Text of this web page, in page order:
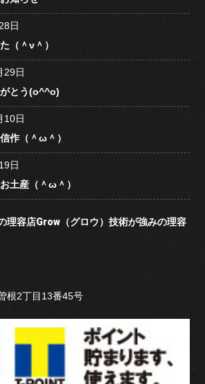
日
（＾ν＾）
29日
とう(o^^o)
10日
作（＾ω＾）
日
土産（＾ω＾）
理容店Grow（グロウ）技術が強みの理容
根2丁目13番45号